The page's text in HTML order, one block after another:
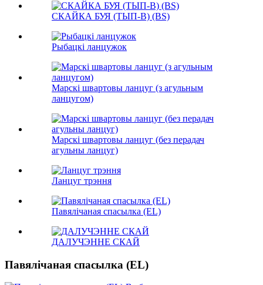
СКАЙКА БУЯ (ТЫП-B) (BS)
Рыбацкі ланцужок
Марскі швартовы ланцуг (з агульным
ланцугом)
Марскі швартовы ланцуг (без перадач
агульны ланцуг)
Ланцуг трэння
Павялічаная спасылка (EL)
ДАЛУЧЭННЕ СКАЙ
Павялічаная спасылка (EL)